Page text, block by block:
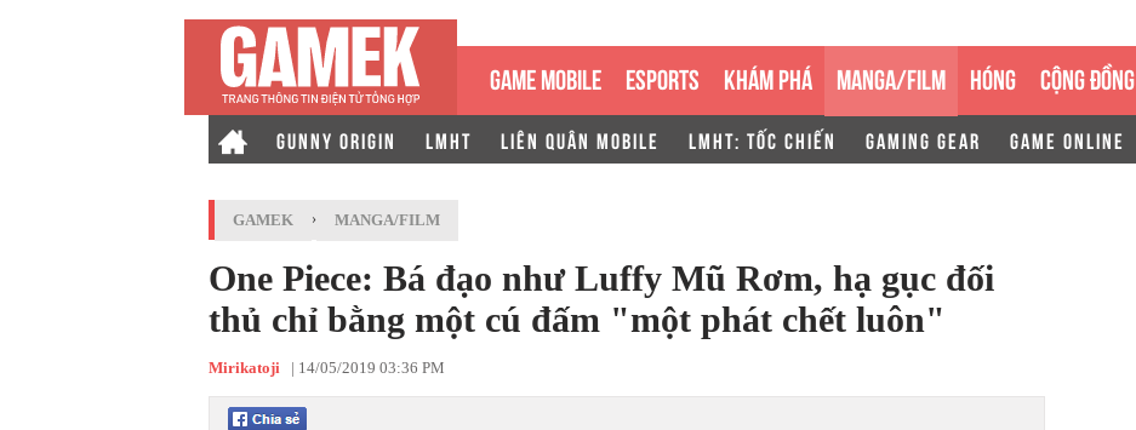
GAME MOBILE ESPORTS KHÁM PHÁ MANGA/FILM HÓNG CỘNG ĐỒNG
GUNNY ORIGIN LMHT LIÊN QUÂN MOBILE LMHT: TỐC CHIẾN GAMING GEAR GAME ONLINE
GAMEK › MANGA/FILM
One Piece: Bá đạo như Luffy Mũ Rơm, hạ gục đối
thủ chỉ bằng một cú đấm "một phát chết luôn"
Mirikatoji | 14/05/2019 03:36 PM